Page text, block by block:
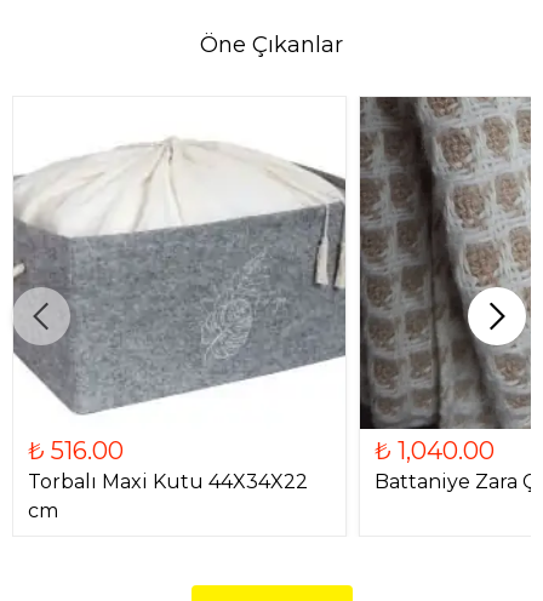
Öne Çıkanlar
₺ 516.00
Torbalı Maxi Kutu 44X34X22
cm
₺ 1,040.00
Battaniye Zara